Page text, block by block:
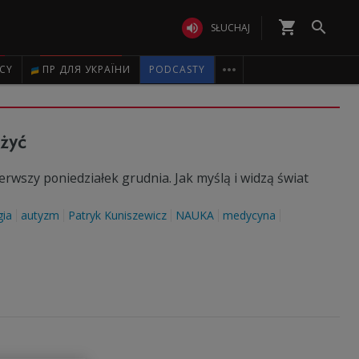
 SŁUCHAJ shopping_cart 
ПР ДЛЯ УКРАЇНИ PODCASTY 
poniedziałek grudnia. Jak myślą i widzą świat
autyzm Patryk Kuniszewicz NAUKA medycyna